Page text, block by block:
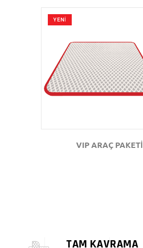
YENİ
GÖZAT
VIP ARAÇ PAKETİ
TAM KAVRAMA